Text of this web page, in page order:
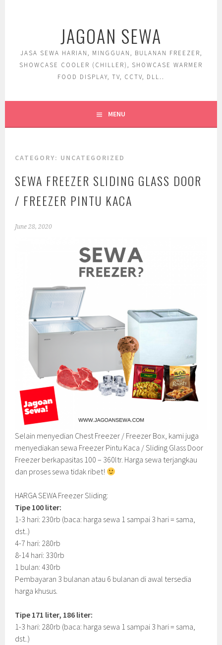
JAGOAN SEWA
JASA SEWA HARIAN, MINGGUAN, BULANAN FREEZER,
SHOWCASE COOLER (CHILLER), SHOWCASE WARMER
FOOD DISPLAY, TV, CCTV, DLL..
MENU
CATEGORY: UNCATEGORIZED
SEWA FREEZER SLIDING GLASS DOOR
/ FREEZER PINTU KACA
June 28, 2020
Selain menyedian Chest Freezer / Freezer Box, kami juga
menyediakan sewa Freezer Pintu Kaca / Sliding Glass Door
Freezer berkapasitas 100 – 360ltr. Harga sewa terjangkau
dan proses sewa tidak ribet!
HARGA SEWA Freezer Sliding:
Tipe 100 liter:
1-3 hari: 230rb (baca: harga sewa 1 sampai 3 hari = sama,
dst..)
4-7 hari: 280rb
8-14 hari: 330rb
1 bulan: 430rb
Pembayaran 3 bulanan atau 6 bulanan di awal tersedia
harga khusus.
Tipe 171 liter, 186 liter:
1-3 hari: 280rb (baca: harga sewa 1 sampai 3 hari = sama,
dst..)